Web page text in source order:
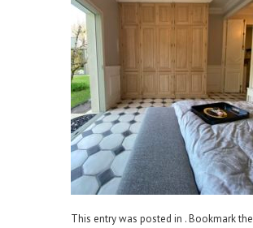
This entry was posted in . Bookmark the